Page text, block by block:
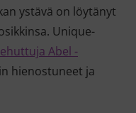
ystävä on löytänyt
Unique-
Abel -
hienostuneet ja